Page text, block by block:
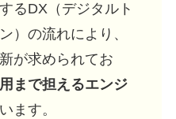
るDX（デジタルト
）の流れにより、
が求められてお
まで担えるエンジ
ます。